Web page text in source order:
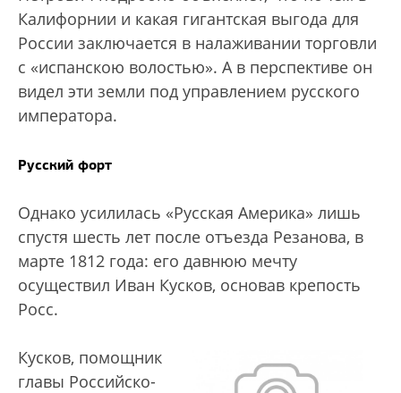
Калифорнии и какая гигантская выгода для
России заключается в налаживании торговли
с «испанскою волостью». А в перспективе он
видел эти земли под управлением русского
императора.
Русский форт
Однако усилилась «Русская Америка» лишь
спустя шесть лет после отъезда Резанова, в
марте 1812 года: его давнюю мечту
осуществил Иван Кусков, основав крепость
Росс.
Кусков, помощник
главы Российско-